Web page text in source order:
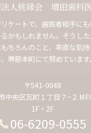
法人桃縁会 増田歯科
ケートで、歯医者相手に
かもしれません。そうし
ちろんのこと、率直な気
堺筋本町にて努めています
〒541-0048
中央区瓦町１丁目７−２
1F・2F
06-6209-0555